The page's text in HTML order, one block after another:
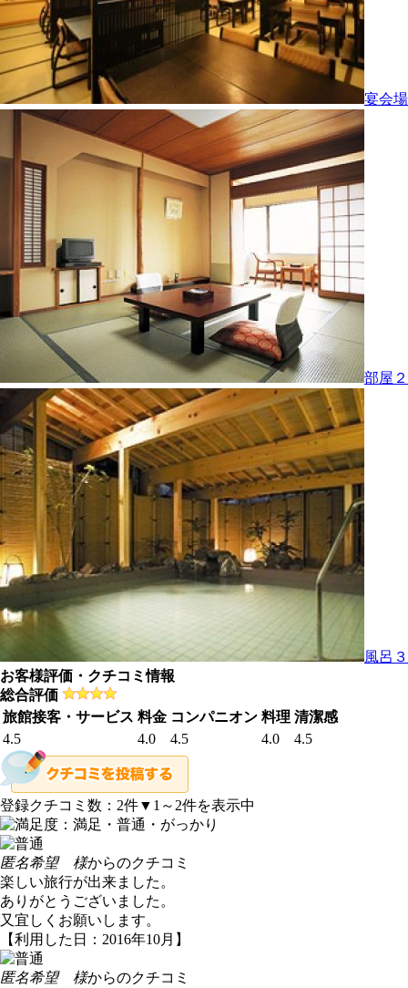
宴会場
部屋２
風呂３
お客様評価・クチコミ情報
総合評価
旅館接客・サービス 料金 コンパニオン 料理 清潔感
4.5
4.0 4.5 4.0 4.5
登録クチコミ数： 2件▼1～2件を表示中
匿名希望 様からのクチコミ
楽しい旅行が出来ました。
ありがとうございました。
又宜しくお願いします。
【利用した日：2016年10月】
匿名希望 様からのクチコミ